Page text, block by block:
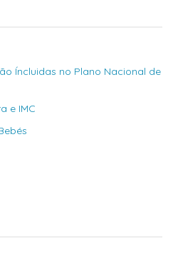
Íncluidas no Plano Nacional de
e IMC